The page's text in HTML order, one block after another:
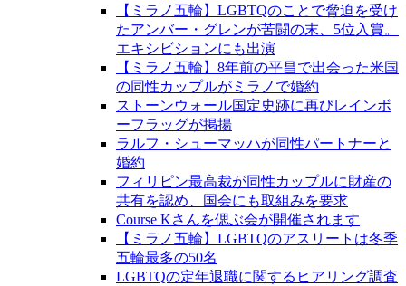
【ミラノ五輪】LGBTQのことで脅迫を受け
たアンバー・グレンが苦闘の末、5位入賞。
エキシビションにも出演
【ミラノ五輪】8年前の平昌で出会った米国
の同性カップルがミラノで婚約
ストーンウォール国定史跡に再びレインボ
ーフラッグが掲揚
ラルフ・シューマッハが同性パートナーと
婚約
フィリピン最高裁が同性カップルに財産の
共有を認め、国会にも取組みを要求
Course Kさんを偲ぶ会が開催されます
【ミラノ五輪】LGBTQのアスリートは冬季
五輪最多の50名
LGBTQの定年退職に関するヒアリング調査